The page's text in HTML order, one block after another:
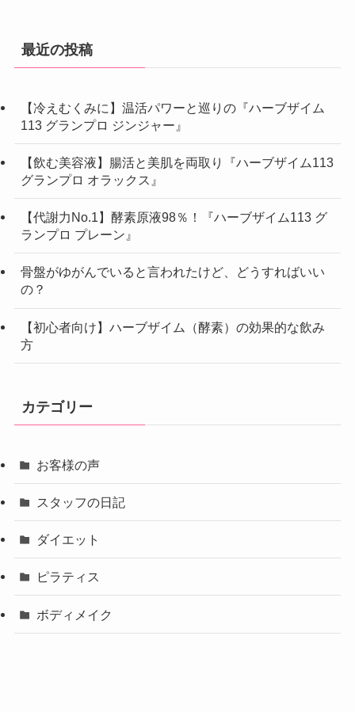
最近の投稿
【冷えむくみに】温活パワーと巡りの『ハーブザイム
113 グランプロ ジンジャー』
【飲む美容液】腸活と美肌を両取り『ハーブザイム113
グランプロ オラックス』
【代謝力No.1】酵素原液98％！『ハーブザイム113 グ
ランプロ プレーン』
骨盤がゆがんでいると言われたけど、どうすればいい
の？
【初心者向け】ハーブザイム（酵素）の効果的な飲み
方
カテゴリー
お客様の声
スタッフの日記
ダイエット
ピラティス
ボディメイク